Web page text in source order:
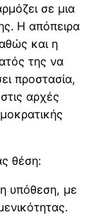
σε μια
Η απόπειρα
και η
της να
προστασία,
αρχές
θέση:
η υπόθεση, με